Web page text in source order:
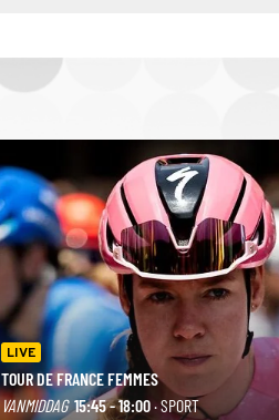
LIVE
TOUR DE FRANCE FEMMES
VANMIDDAG 15:45 - 18:00· SPORT